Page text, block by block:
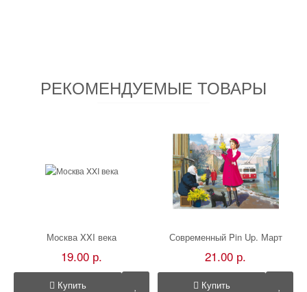
РЕКОМЕНДУЕМЫЕ ТОВАРЫ
Москва XXI века
19.00 р.
Купить
Современный Pin Up. Март
21.00 р.
Купить